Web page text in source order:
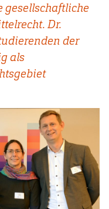
gesellschaftliche
Dr.
der
als